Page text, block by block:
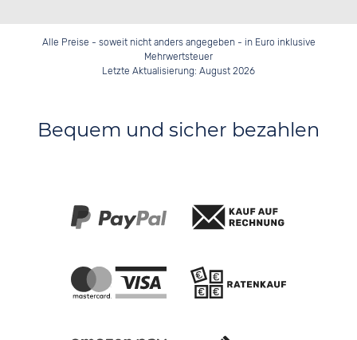
Alle Preise - soweit nicht anders angegeben - in Euro inklusive
Mehrwertsteuer
Letzte Aktualisierung: August 2026
Bequem und sicher bezahlen